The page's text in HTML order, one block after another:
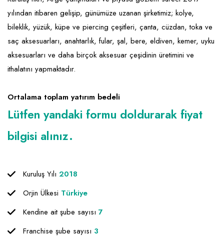
Ev Hizmetleri
Sağlık Güzellik
Turizm - Eğlence
Market FMGC - Katlı Mağaza
Mobilya ve Ev Tekstili
Oyuncak ve Hediyelik
Yapı Malzemesi - Hırdavat
Gayrimenkul
Gıda ve Sarf Malzemeleri
Güvenlik - Temizlik
Hukuk - Marka - Patent ve Tercüme
Isıtma - Soğutma ve Havalandırma
Lojistik - Kargo ve Kurye
Matbaa - Fotoğraf
Mobilya Dekorasyon
Proje - İnşaat ve Tesisat
yılından itibaren gelişip, günümüze uzanan şirketimiz; kolye,
bileklik, yüzük, küpe ve piercing çeşitleri, çanta, cüzdan, toka ve
saç aksesuarları, anahtarlık, fular, şal, bere, eldiven, kemer, uyku
aksesuarları ve daha birçok aksesuar çeşidinin üretimini ve
ithalatını yapmaktadır.
Ortalama toplam yatırım bedeli
Lütfen yandaki formu doldurarak fiyat
bilgisi alınız.
Kuruluş Yılı 2018
Orjin Ülkesi Türkiye
Kendine ait şube sayısı 7
Franchise şube sayısı 3